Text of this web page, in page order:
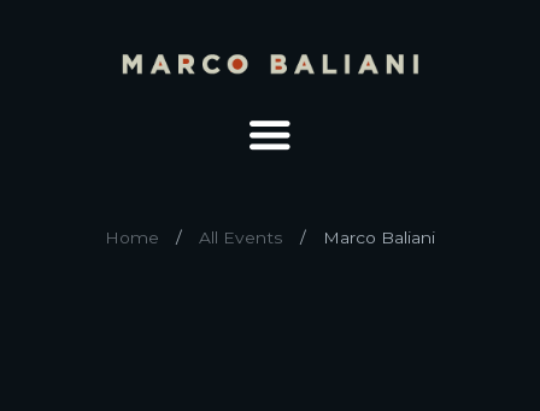
Home All Events Marco Baliani